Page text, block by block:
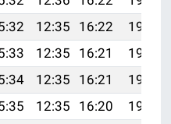
12:35 16:22
19:28
12:35 16:21
19:27
12:35 16:21
19:26
12:35 16:20
19:24